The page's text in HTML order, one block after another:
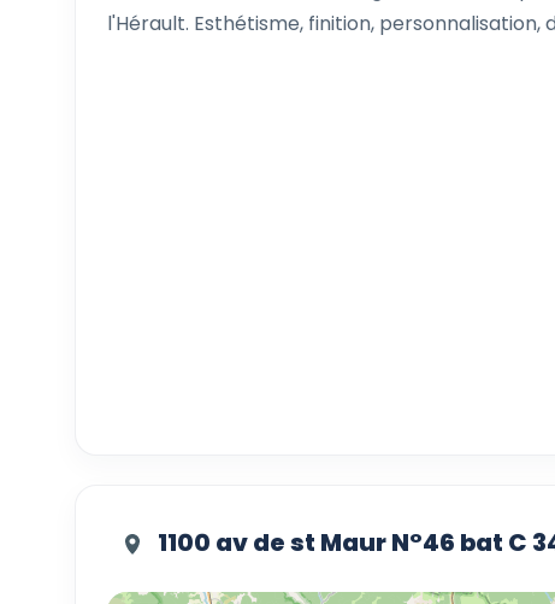
l'Hérault. Esthétisme, finition, personnalisation,
1100 av de st Maur N°46 bat C